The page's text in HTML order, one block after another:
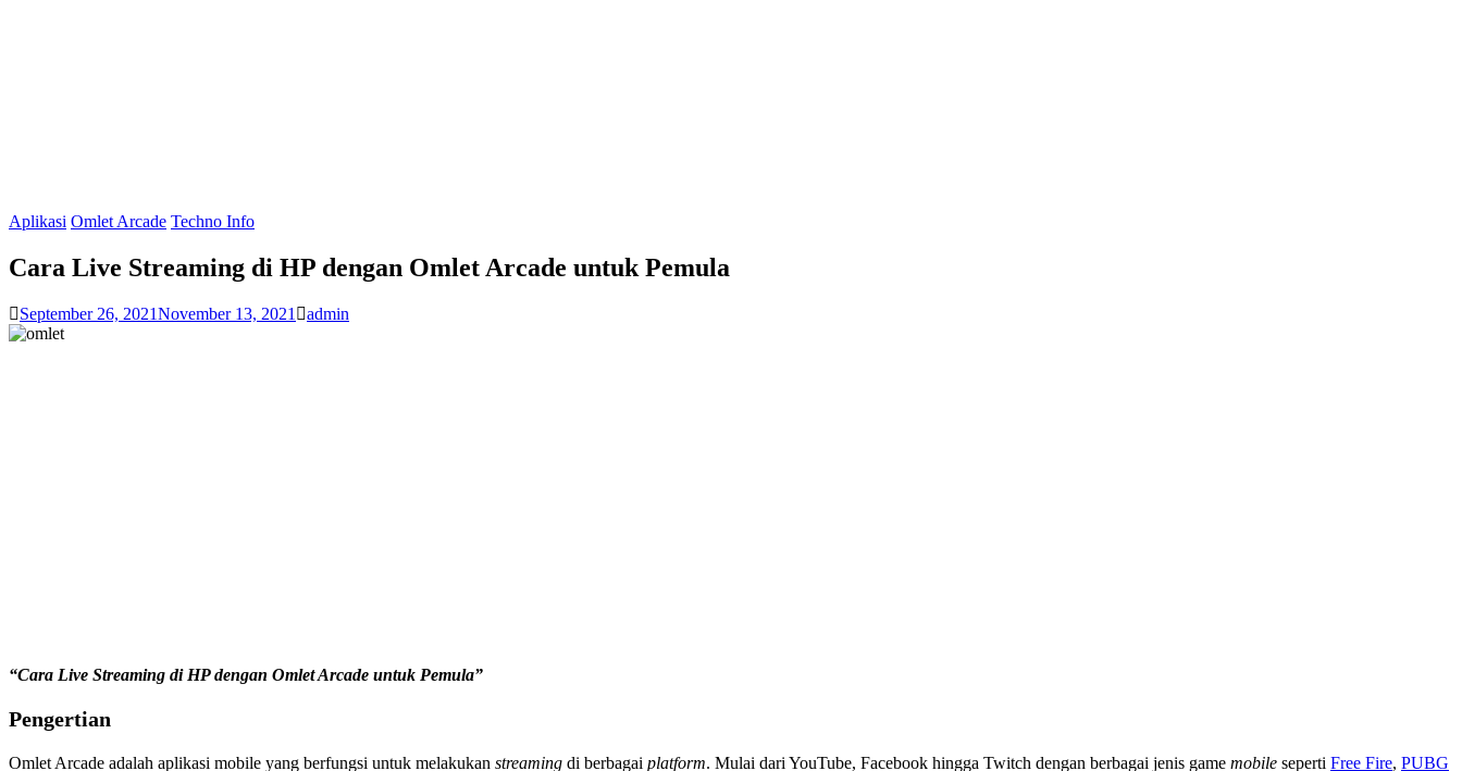
Aplikasi Omlet Arcade Techno Info
Cara Live Streaming di HP dengan Omlet Arcade untuk Pemula
September 26, 2021November 13, 2021 admin
“Cara Live Streaming di HP dengan Omlet Arcade untuk Pemula”
Pengertian
Omlet Arcade adalah aplikasi mobile yang berfungsi untuk melakukan streaming di berbagai platform. Mulai dari YouTube, Facebook hingga Twitch dengan berbagai jenis game mobile seperti Free Fire, PUBG